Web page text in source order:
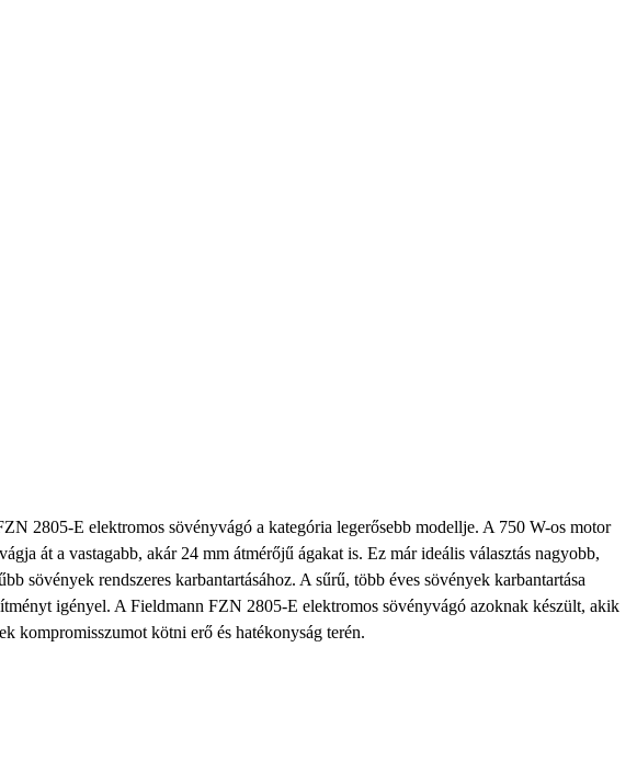
2805-E elektromos sövényvágó a kategória legerősebb modellje. A 750 W-os motor
át a vastagabb, akár 24 mm átmérőjű ágakat is. Ez már ideális választás nagyobb,
sövények rendszeres karbantartásához. A sűrű, több éves sövények karbantartása
igényel. A Fieldmann FZN 2805-E elektromos sövényvágó azoknak készült, akik
kompromisszumot kötni erő és hatékonyság terén.